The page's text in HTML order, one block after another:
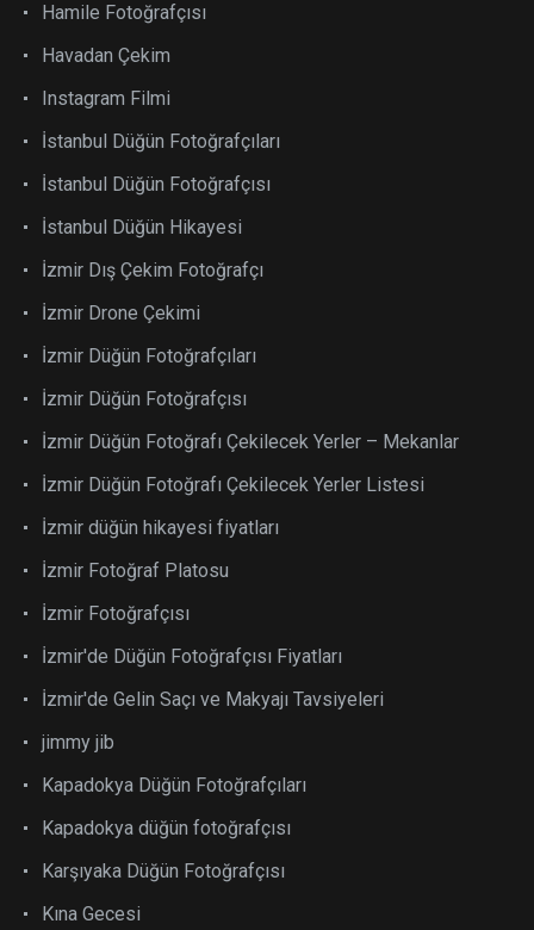
Hamile Fotoğrafçısı
Havadan Çekim
Instagram Filmi
İstanbul Düğün Fotoğrafçıları
İstanbul Düğün Fotoğrafçısı
İstanbul Düğün Hikayesi
İzmir Dış Çekim Fotoğrafçı
İzmir Drone Çekimi
İzmir Düğün Fotoğrafçıları
İzmir Düğün Fotoğrafçısı
İzmir Düğün Fotoğrafı Çekilecek Yerler – Mekanlar
İzmir Düğün Fotoğrafı Çekilecek Yerler Listesi
İzmir düğün hikayesi fiyatları
İzmir Fotoğraf Platosu
İzmir Fotoğrafçısı
İzmir'de Düğün Fotoğrafçısı Fiyatları
İzmir'de Gelin Saçı ve Makyajı Tavsiyeleri
jimmy jib
Kapadokya Düğün Fotoğrafçıları
Kapadokya düğün fotoğrafçısı
Karşıyaka Düğün Fotoğrafçısı
Kına Gecesi